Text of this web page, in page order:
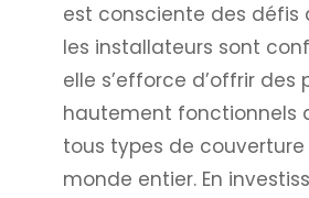
est consciente des défis
les installateurs sont
elle s’efforce d’offrir des
hautement fonctionnels
tous types de
monde entier. En